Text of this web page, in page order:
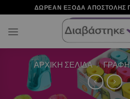
στο
περιεχόμενο
ΔΩΡΕΑΝ ΕΞΟΔΑ ΑΠΟΣΤΟΛΗΣ
ΑΡΧΙΚΉ ΣΕΛΊΔΑ / ΓΡΑΦΗ